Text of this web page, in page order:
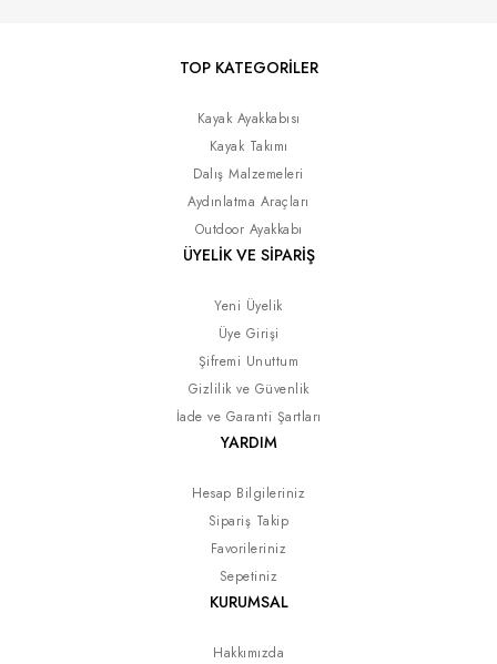
TOP KATEGORİLER
Kayak Ayakkabısı
Kayak Takımı
Dalış Malzemeleri
Aydınlatma Araçları
Outdoor Ayakkabı
ÜYELİK VE SİPARİŞ
Yeni Üyelik
Üye Girişi
Şifremi Unuttum
Gizlilik ve Güvenlik
İade ve Garanti Şartları
YARDIM
Hesap Bilgileriniz
Sipariş Takip
Favorileriniz
Sepetiniz
KURUMSAL
Hakkımızda